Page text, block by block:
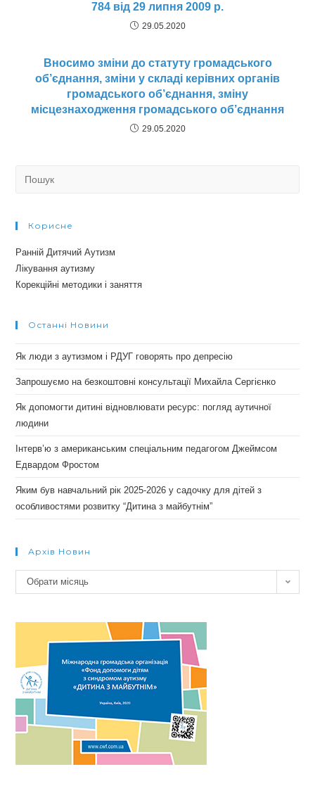
784 від 29 липня 2009 р.
29.05.2020
Вносимо зміни до статуту громадського
об’єднання, зміни у складі керівних органів
громадського об’єднання, зміну
місцезнаходження громадського об’єднання
29.05.2020
Корисне
Ранній Дитячий Аутизм
Лікування аутизму
Корекційні методики і заняття
Останні Новини
Як люди з аутизмом і РДУГ говорять про депресію
Запрошуємо на безкоштовні консультації Михайла Сергієнко
Як допомогти дитині відновлювати ресурс: погляд аутичної
людини
Інтерв’ю з американським спеціальним педагогом Джеймсом
Едвардом Фростом
Яким був навчальний рік 2025-2026 у садочку для дітей з
особливостями розвитку “Дитина з майбутнім”
Архів Новин
Архів
новин
Обрати місяць